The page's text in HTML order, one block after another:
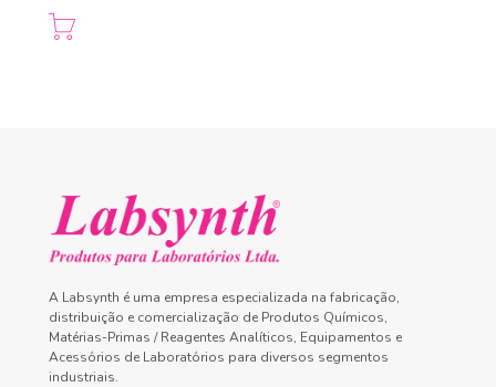
A Labsynth é uma empresa especializada na fabricação,
distribuição e comercialização de Produtos Químicos,
Matérias-Primas / Reagentes Analíticos, Equipamentos e
Acessórios de Laboratórios para diversos segmentos
industriais.